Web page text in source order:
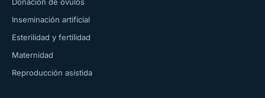
Inseminación artificial
Esterilidad y fertilidad
Maternidad
Reproducción asistida